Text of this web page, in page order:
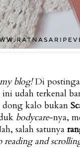
blog!Di
udah terkenal
dong kalo bukan
bodycare-nya,
salah satunya
reading and